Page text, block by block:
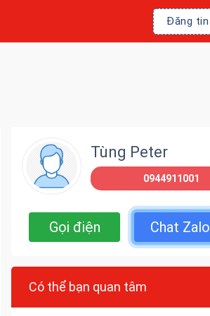
Đăng tin
Tùng Peter
0944911001
Gọi điện Chat Zalo
Có thể bạn quan tâm